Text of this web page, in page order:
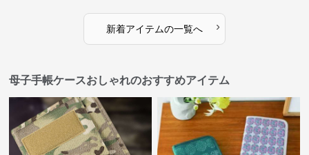
新着アイテムの一覧へ ›
母子手帳ケースおしゃれのおすすめアイテム